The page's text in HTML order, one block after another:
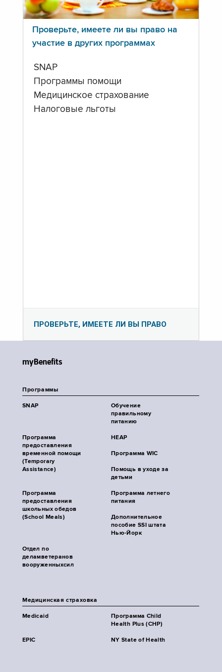
Проверьте, имеете ли вы право на
участие в других программах
SNAP
Программы помощи
Медицинское страхование
Налоговые льготы
ПРОВЕРЬТЕ, ИМЕЕТЕ ЛИ ВЫ ПРАВО
myBenefits
Программы
SNAP
Обучение
правильному
питанию
Программа
предоставления
временной помощи
(Temporary
Assistance)
HEAP
Программа WIC
Помощь в уходе за
детьми
Программа
предоставления
школьных обедов
(School Meals)
Программа летнего
питания
Дополнительное
пособие SSI штата
Нью-Йорк
Отдел по
деламветеранов
вооруженныхсил
Медицинская страховка
Medicaid
Программа Child
Health Plus (CHP)
EPIC NY State of Health